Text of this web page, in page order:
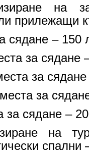
на
прилежащи
сядане – 150
за сядане
за
за
за сядане –
на